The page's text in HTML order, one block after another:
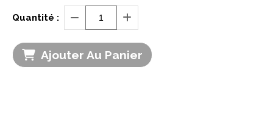
Quantité :
Ajouter Au Panier